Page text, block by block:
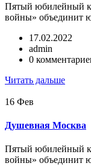
Пятый юбилейный
войны» объединит
17.02.2022
admin
0
Читать дальше
16 Фев
Душевная Москва
Пятый юбилейный
войны» объединит